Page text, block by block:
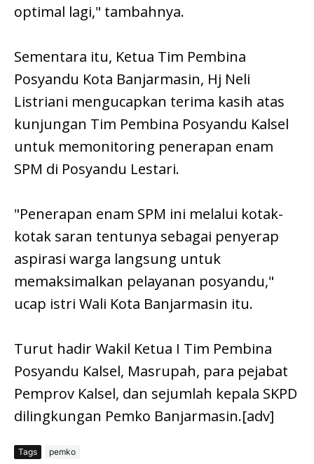
optimal lagi," tambahnya.
Sementara itu, Ketua Tim Pembina
Posyandu Kota Banjarmasin, Hj Neli
Listriani mengucapkan terima kasih atas
kunjungan Tim Pembina Posyandu Kalsel
untuk memonitoring penerapan enam
SPM di Posyandu Lestari.
"Penerapan enam SPM ini melalui kotak-
kotak saran tentunya sebagai penyerap
aspirasi warga langsung untuk
memaksimalkan pelayanan posyandu,"
ucap istri Wali Kota Banjarmasin itu.
Turut hadir Wakil Ketua I Tim Pembina
Posyandu Kalsel, Masrupah, para pejabat
Pemprov Kalsel, dan sejumlah kepala SKPD
dilingkungan Pemko Banjarmasin.[adv]
Tags pemko